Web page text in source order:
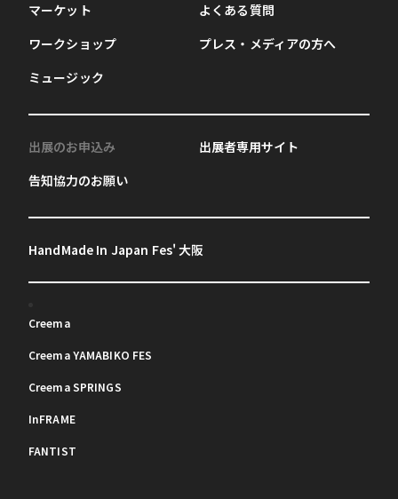
マーケット
ワークショップ
ミュージック
よくある質問
プレス・メディアの方へ
出展のお申込み
告知協力のお願い
出展者専用サイト
HandMade In Japan Fes' 大阪
Creema
Creema YAMABIKO FES
Creema SPRINGS
InFRAME
FANTIST